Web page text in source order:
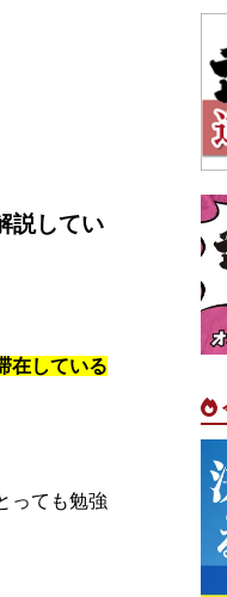
説してい
在している
っても勉強